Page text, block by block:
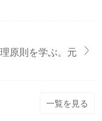
原則を学ぶ。元
一覧を見る